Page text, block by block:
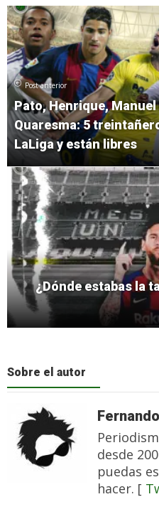
Post anterior
Pato, Henrique,
Quaresma: 5
LaLiga y están libres
¿Dónde estabas la
Sobre el autor
desde
puedas
hacer. [